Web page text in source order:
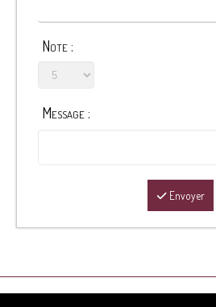
Note :
Message :
Envoyer